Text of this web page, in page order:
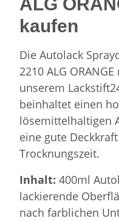
kaufen
Die Autolack
2210 ALG
unserem
beinhaltet einen
lösemittelhaltigen
eine gute
Trocknungszeit.
Inhalt: 400ml
lackierende
nach farblichen